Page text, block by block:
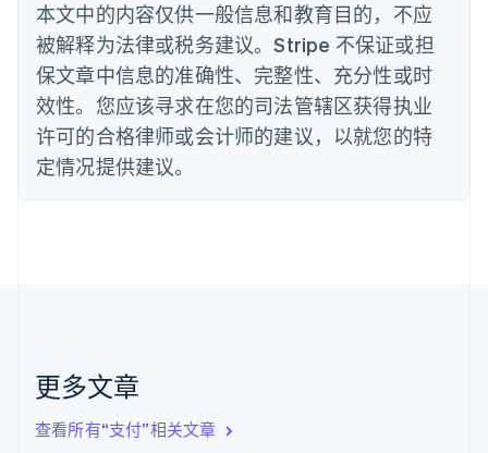
本文中的内容仅供一般信息和教育目的，不应
被解释为法律或税务建议。Stripe 不保证或担
保文章中信息的准确性、完整性、充分性或时
效性。您应该寻求在您的司法管辖区获得执业
许可的合格律师或会计师的建议，以就您的特
定情况提供建议。
更多文章
查看所有“支付”相关文章
波兰
English
丹麦
English
德国
DeutschEnglish
法国
FrançaisEnglish
芬兰
克罗地亚
EnglishItaliano
拉脱维亚
English